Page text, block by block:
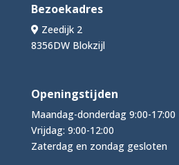
Bezoekadres
Zeedijk 2
8356DW Blokzijl
Openingstijden
Maandag-donderdag 9:00-17:00
Vrijdag: 9:00-12:00
Zaterdag en zondag gesloten